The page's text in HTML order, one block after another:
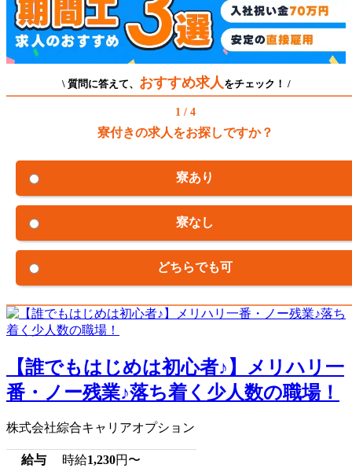
\ 質問に答えて、 おすすめ求人 をチェック！ /
1 / 4
寮付きの求人をお探しですか？
寮あり
寮なし
どちらでも可
【誰でもはじめは初心者♪】メリハリ一
番・ノー残業♪落ち着く少人数の職場！
株式会社綜合キャリアオプション
給与 時給1,230円〜